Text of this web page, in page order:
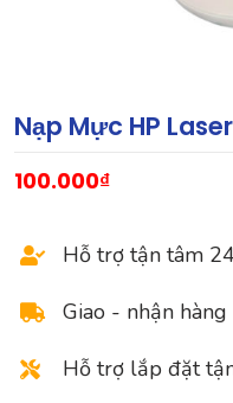
Nạp Mực HP
100.000₫
Hỗ trợ tận tâm
Giao - nhận
Hỗ trợ lắp đặt